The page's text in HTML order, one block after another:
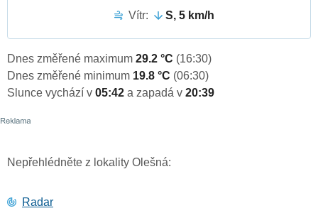
Vítr:
S, 5 km/h
Dnes změřené maximum 29.2 °C (16:30)
Dnes změřené minimum 19.8 °C (06:30)
Slunce vychází v 05:42 a zapadá v 20:39
Nepřehlédněte z lokality Olešná:
Radar